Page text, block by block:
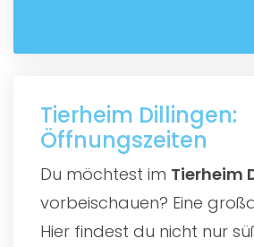
Tierheim Dillingen:
Öffnungszeiten
Du möchtest im Tierheim
vorbeischauen? Eine
Hier findest du nicht nur